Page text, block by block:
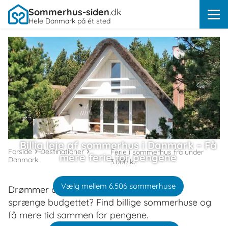
Sommerhus-siden.dk
Hele Danmark på ét sted
Billig leje af sommerhus i Danmark – Få
mere ferie for pengene
Vælg mellem 6.506 sommerhuse
Forside
Destinationer
Danmark
Ferie i sommerhus fra under
3.000 kr.
Drømmer du om ferie i Danmark uden at
sprænge budgettet? Find billige sommerhuse og
få mere tid sammen for pengene.